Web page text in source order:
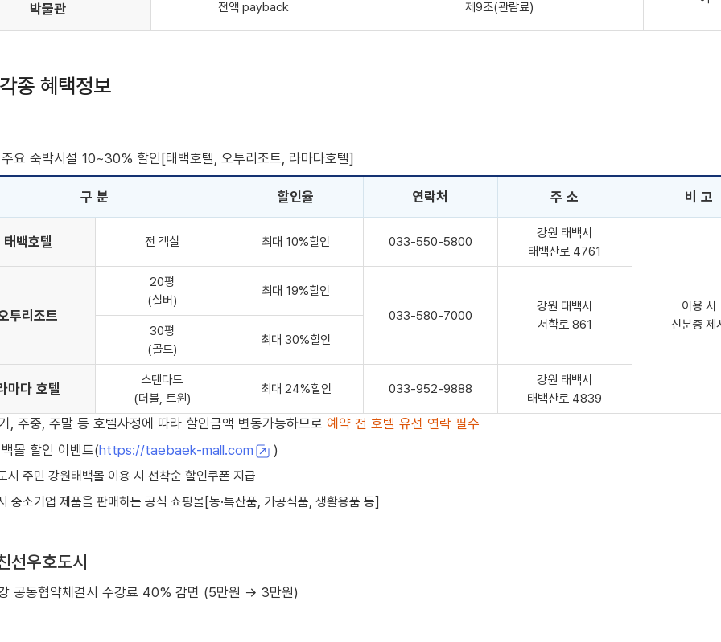
박물관
전액 payback
제9조(관람료)
종 혜택정보
요 숙박시설 10~30% 할인[태백호텔, 오투리조트, 라마다호텔]
구 분 할인율 연락처 주 소 비 고
태백호텔 전 객실 최대 10%할인 033-550-5800
강원 태백시
태백산로 4761
이용 시
신분증 제
투리조트
20평
(실버)
최대 19%할인
033-580-7000
강원 태백시
서학로 861
30평
(골드)
최대 30%할인
마다 호텔
스탠다드
(더블, 트윈)
최대 24%할인 033-952-9888
강원 태백시
태백산로 4839
, 주중, 주말 등 호텔사정에 따라 할인금액 변동가능하므로 예약 전 호텔 유선 연락 필수
몰 할인 이벤트(https://taebaek-mall.com )
시 주민 강원태백몰 이용 시 선착순 할인쿠폰 지급
중소기업 제품을 판매하는 공식 쇼핑몰[농·특산품, 가공식품, 생활용품 등]
선우호도시
공동협약체결시 수강료 40% 감면 (5만원 → 3만원)